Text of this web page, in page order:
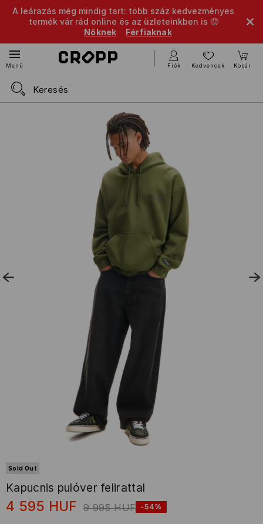
A leárazás még mindig tart: több száz kedvezményes
termék vár rád online és az üzleteinkben is 🤑
Nőknek
Férfiaknak
Menü Fiók Kedvencek Kosár
Sold Out
Kapucnis pulóver felirattal
4 595 HUF 9 995 HUF -54%